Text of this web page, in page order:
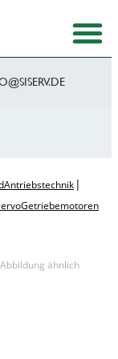
ED.VRE
Antriebstechnik |
Getriebemotoren
Abbildung ähnlich